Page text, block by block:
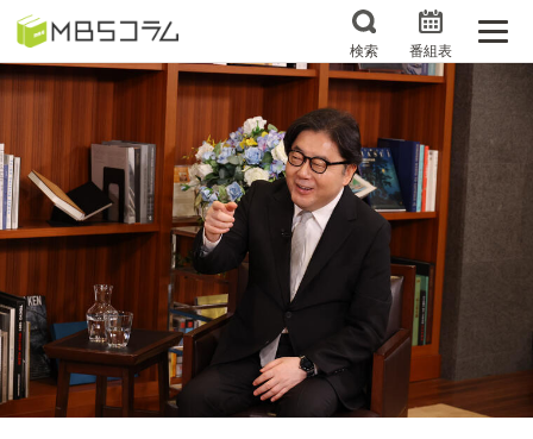
検索 番組表
番組コラムから探す
エンタメMBS
3分で読める！『ザ・リー
ダー』たちの泣き笑い
もう一度楽しむプレバト
サタプラ ～気になる情
報をちょこっとプラス～
所さんお届けモノです！
の気になるトコロ
推しといつまでも 月曜の蛙、大海を知る。
マニアックでメカニカル
何が起こるかホンマにわ